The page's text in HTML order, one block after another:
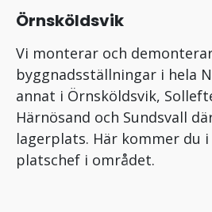
Örnsköldsvik
Vi monterar och
byggnadsställningar i hela
annat i Örnsköldsvik,
Härnösand och Sundsvall
lagerplats. Här kommer du
platschef i området.